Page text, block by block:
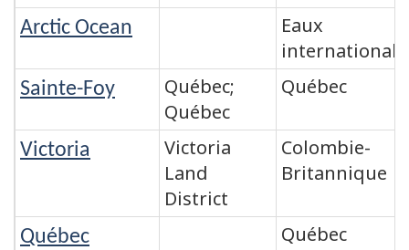
Arctic Ocean
Eaux
Sainte-Foy
Québec;
Québec
Québec
Victoria
Victoria
Land
District
Colombie-
Britannique
Québec Québec